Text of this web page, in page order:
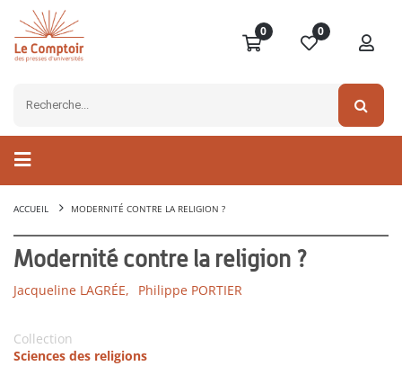
0 0
ACCUEIL MODERNITÉ CONTRE LA RELIGION ?
Modernité contre la religion ?
Jacqueline LAGRÉE, Philippe PORTIER
Collection
Sciences des religions